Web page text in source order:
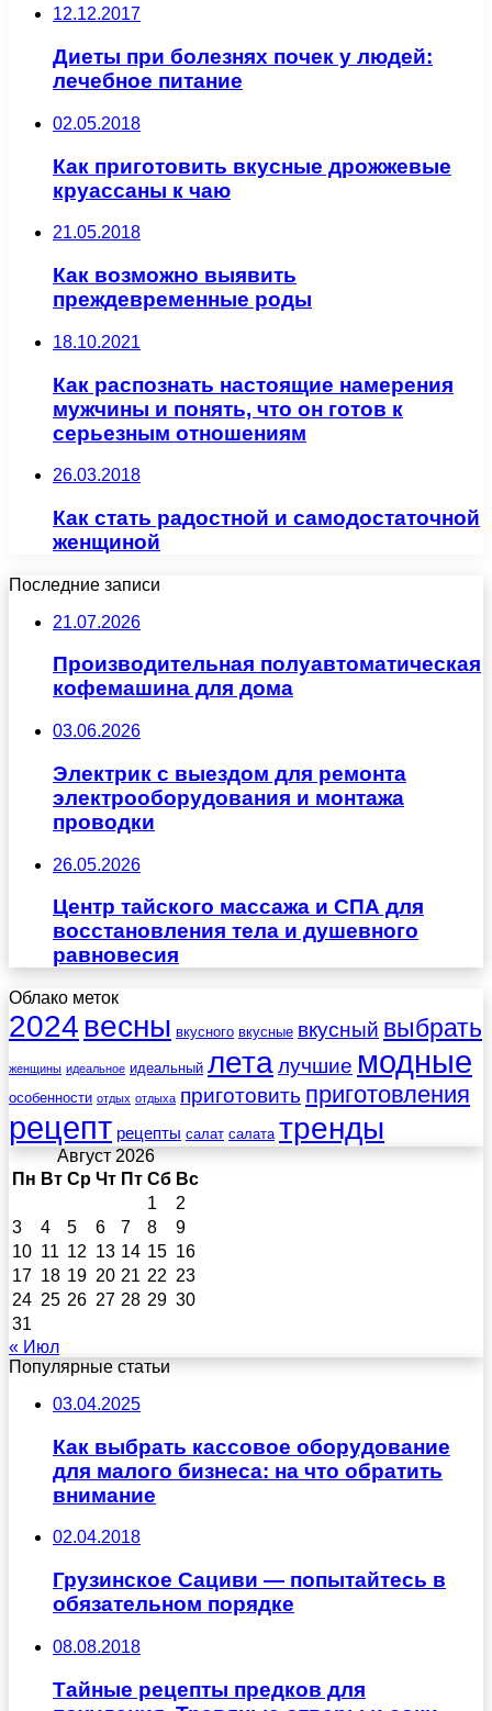
12.12.2017
Диеты при болезнях почек у людей:
лечебное питание
02.05.2018
Как приготовить вкусные дрожжевые
круассаны к чаю
21.05.2018
Как возможно выявить
преждевременные роды
18.10.2021
Как распознать настоящие намерения
мужчины и понять, что он готов к
серьезным отношениям
26.03.2018
Как стать радостной и самодостаточной
женщиной
Последние записи
21.07.2026
Производительная полуавтоматическая
кофемашина для дома
03.06.2026
Электрик с выездом для ремонта
электрооборудования и монтажа
проводки
26.05.2026
Центр тайского массажа и СПА для
восстановления тела и душевного
равновесия
Облако меток
2024 весны вкусного вкусные вкусный выбрать
женщины идеальное идеальный леталучшие модные
особенности отдых отдыха приготовить приготовления
рецепт рецепты салат салата тренды
Август 2026
Пн Вт Ср Чт Пт Сб Вс
1
2
3
4 5 6 7 8
9
10 11 12 13 14 15 16
17 18 19 20 21 22 23
24 25 26 27 28 29 30
31
« Июл
Популярные статьи
03.04.2025
Как выбрать кассовое оборудование
для малого бизнеса: на что обратить
внимание
02.04.2018
Грузинское Cациви — попытайтесь в
обязательном порядке
08.08.2018
Тайные рецепты предков для